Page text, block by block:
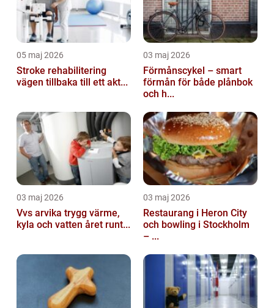
05 maj 2026
Stroke rehabilitering
vägen tillbaka till ett akt...
03 maj 2026
Förmånscykel – smart
förmån för både plånbok
och h...
03 maj 2026
Vvs arvika trygg värme,
kyla och vatten året runt...
03 maj 2026
Restaurang i Heron City
och bowling i Stockholm
– ...